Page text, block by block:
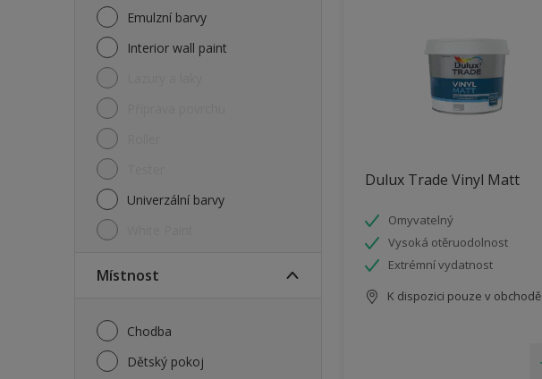
Emulzní barvy
Interior wall paint
Univerzální barvy
Místnost
Chodba
Dětský pokoj
Dulux Trade Vinyl Matt
Omyvatelný
Vysoká otěruodolnost
Extrémní vydatnost
K dispozici pouze v obchodě